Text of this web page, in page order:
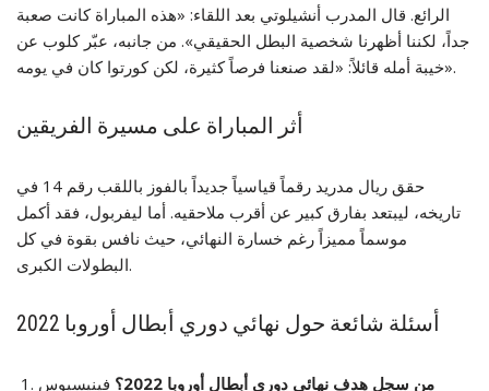
الرائع. قال المدرب أنشيلوتي بعد اللقاء: «هذه المباراة كانت صعبة
جداً، لكننا أظهرنا شخصية البطل الحقيقي». من جانبه، عبّر كلوب عن
خيبة أمله قائلاً: «لقد صنعنا فرصاً كثيرة، لكن كورتوا كان في يومه».
أثر المباراة على مسيرة الفريقين
حقق ريال مدريد رقماً قياسياً جديداً بالفوز باللقب رقم 14 في
تاريخه، ليبتعد بفارق كبير عن أقرب ملاحقيه. أما ليفربول، فقد أكمل
موسماً مميزاً رغم خسارة النهائي، حيث نافس بقوة في كل
البطولات الكبرى.
أسئلة شائعة حول نهائي دوري أبطال أوروبا 2022
من سجل هدف نهائي دوري أبطال أوروبا 2022؟
فينيسيوس